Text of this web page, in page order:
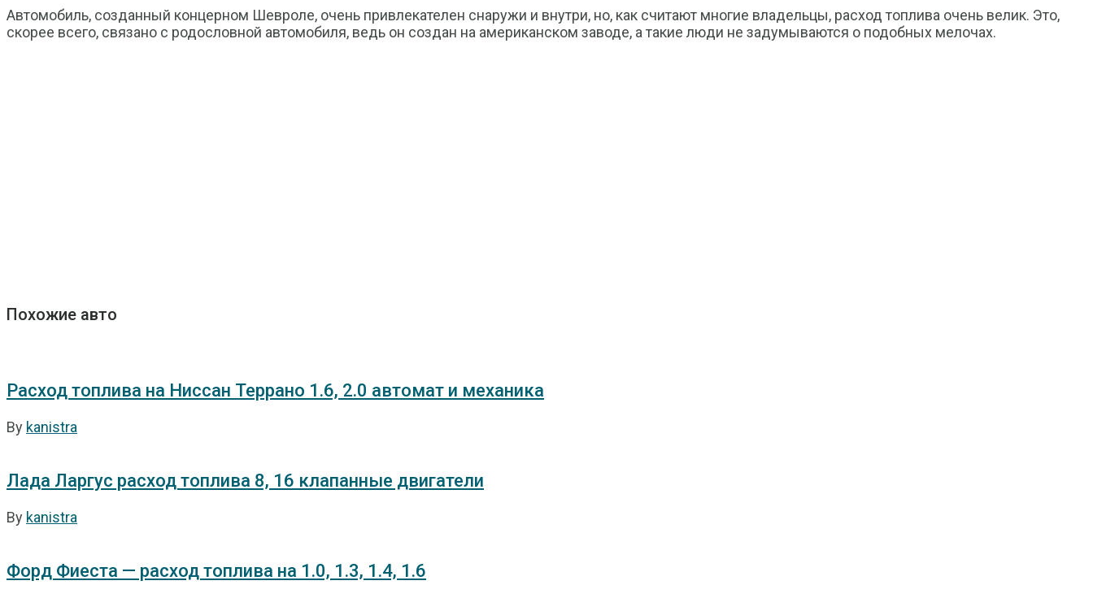
Автомобиль, созданный концерном Шевроле, очень привлекателен снаружи и внутри, но, как считают многие владельцы, расход топлива очень велик. Это,
скорее всего, связано с родословной автомобиля, ведь он создан на американском заводе, а такие люди не задумываются о подобных мелочах.
Похожие авто
Расход топлива на Ниссан Террано 1.6, 2.0 автомат и механика
By kanistra
Лада Ларгус расход топлива 8, 16 клапанные двигатели
By kanistra
Форд Фиеста — расход топлива на 1.0, 1.3, 1.4, 1.6